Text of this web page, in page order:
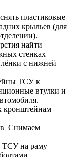
пластиковые
крыльев (для
найти
стенках
с нижней
ТСУ к
втулки и
кронштейнам
Снимаем
ТСУ на раму